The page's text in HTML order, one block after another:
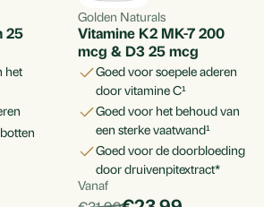
onmisbare rol in het lichaam, vooral
van sterke botten en tanden. Dit
25
Golden Naturals
Vitamine K2 MK-7 200
mcg & D3 25 mcg
goed voor soepele aderen
door vitamine C¹
goed voor het behoud van
een sterke vaatwand¹
goed voor de doorbloeding
door druivenpitextract*
Per
Vanaf